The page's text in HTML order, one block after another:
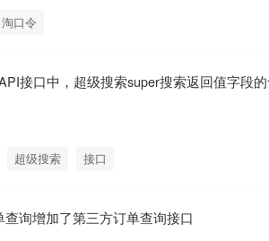
淘口令
接口中，超级搜索super搜索返回值字段
超级搜索 接口
查询增加了第三方订单查询接口